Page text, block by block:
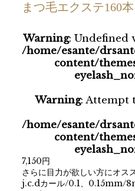
まつ毛エクステ160本
Warning: Undefined
/home/esante/
content/
Warning: Attempt
/home/esante/
content/
7,150円
さらに目力が欲しい方にオス
j.c.dカール/0.1、0.15mm/